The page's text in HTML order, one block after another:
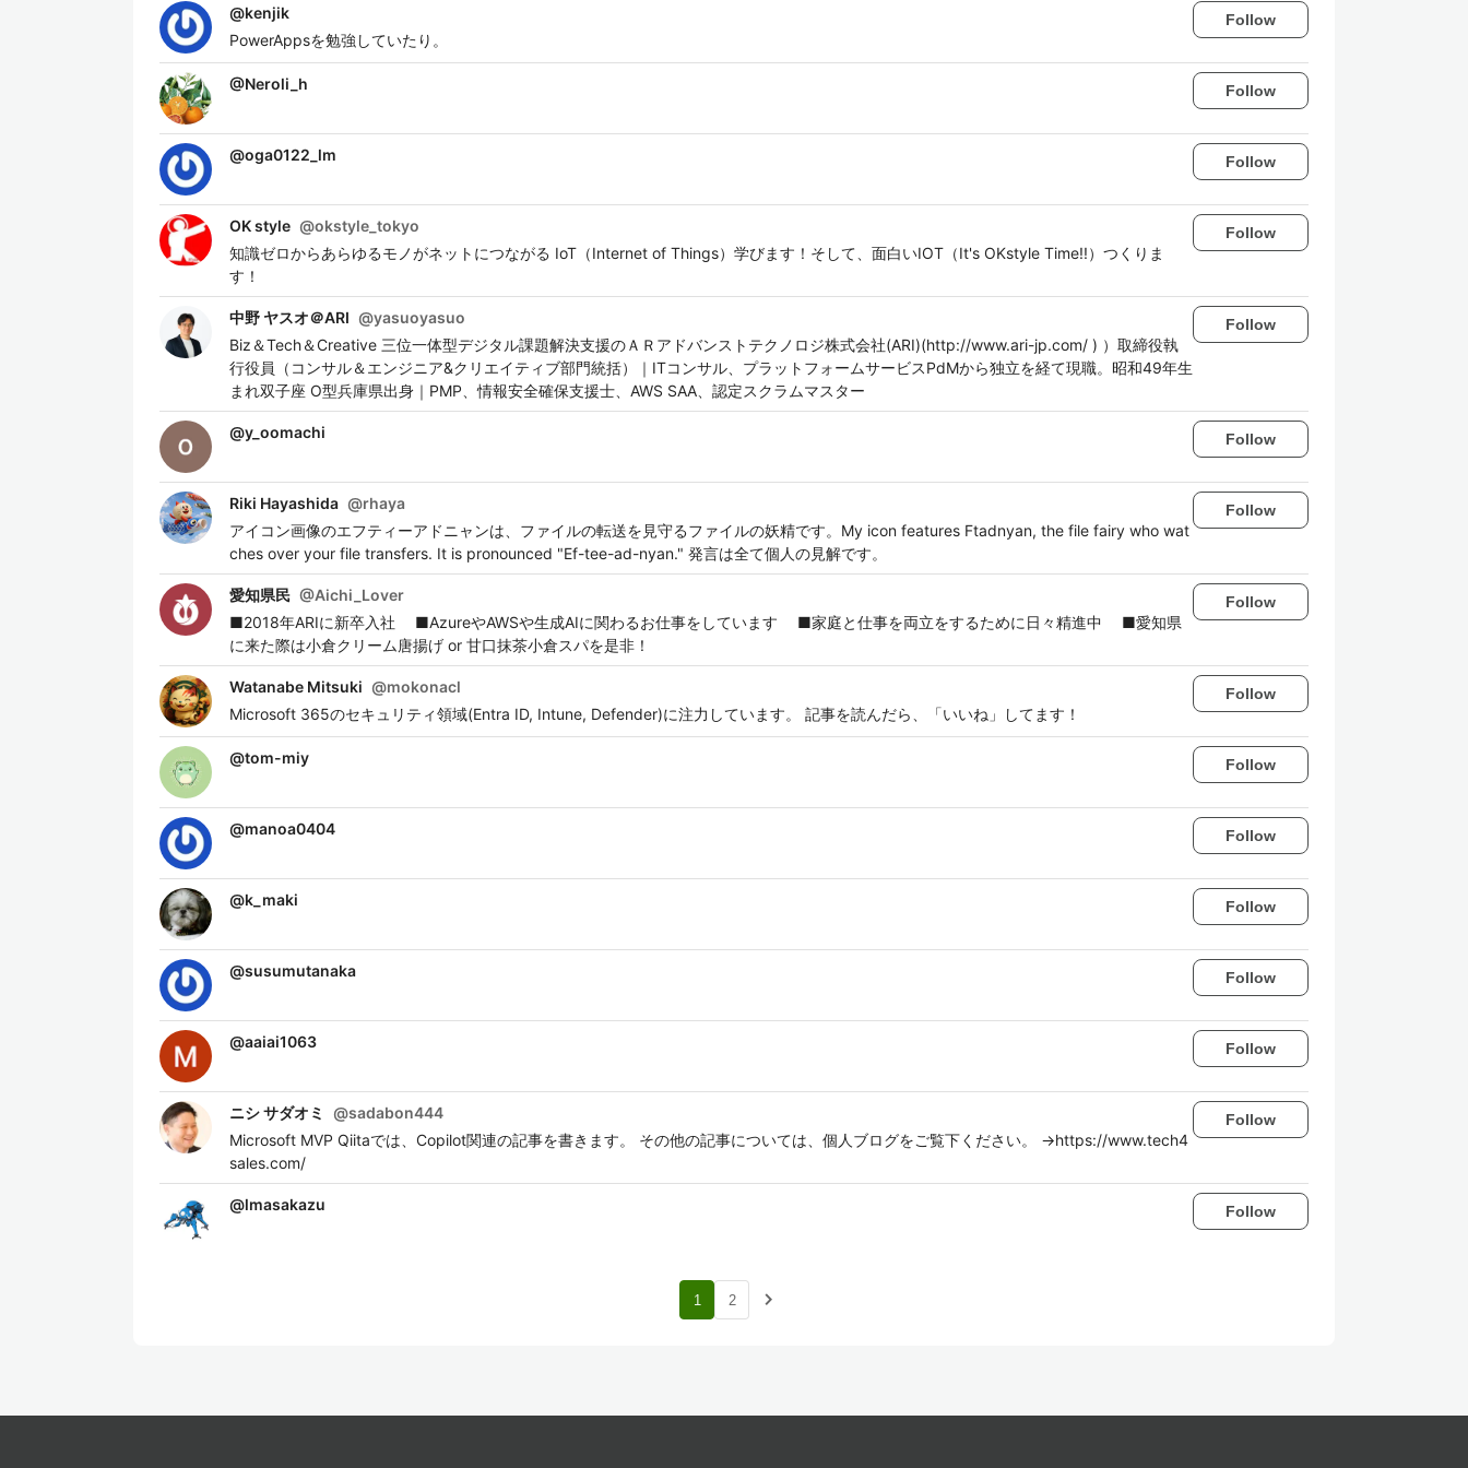
@kenjik
PowerAppsを勉強していたり。
Follow
@Neroli_h Follow
@oga0122_lm Follow
OK style @okstyle_tokyo
知識ゼロからあらゆるモノがネットにつながる IoT（Internet of Things）学びます！そして、面白いIOT（It's OKstyle Time!!）つくりま
す！
Follow
中野 ヤスオ＠ARI @yasuoyasuo
Biz＆Tech＆Creative 三位一体型デジタル課題解決支援のＡＲアドバンストテクノロジ株式会社(ARI)(http://www.ari-jp.com/ ) ）取締役執
行役員（コンサル＆エンジニア&クリエイティブ部門統括）｜ITコンサル、プラットフォームサービスPdMから独立を経て現職。昭和49年生
まれ双子座 O型兵庫県出身｜PMP、情報安全確保支援士、AWS SAA、認定スクラムマスター
Follow
@y_oomachi Follow
Riki Hayashida @rhaya
アイコン画像のエフティーアドニャンは、ファイルの転送を見守るファイルの妖精です。My icon features Ftadnyan, the file fairy who wat
ches over your file transfers. It is pronounced "Ef-tee-ad-nyan." 発言は全て個人の見解です。
Follow
愛知県民 @Aichi_Lover
■2018年ARIに新卒入社 ■AzureやAWSや生成AIに関わるお仕事をしています ■家庭と仕事を両立をするために日々精進中 ■愛知県
に来た際は小倉クリーム唐揚げ or 甘口抹茶小倉スパを是非！
Follow
Watanabe Mitsuki @mokonacl
Microsoft 365のセキュリティ領域(Entra ID, Intune, Defender)に注力しています。 記事を読んだら、「いいね」してます！
Follow
@tom-miy Follow
@manoa0404 Follow
@k_maki Follow
@susumutanaka Follow
@aaiai1063 Follow
ニシ サダオミ @sadabon444
Microsoft MVP Qiitaでは、Copilot関連の記事を書きます。 その他の記事については、個人ブログをご覧下ください。 →https://www.tech4
sales.com/
Follow
@lmasakazu Follow
1 2 navigate_next